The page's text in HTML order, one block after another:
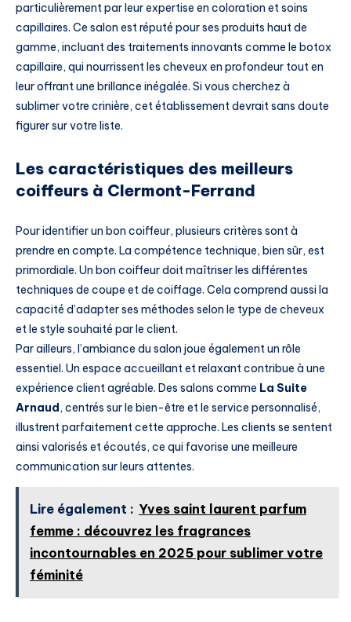
particulièrement par leur expertise en coloration et soins
capillaires. Ce salon est réputé pour ses produits haut de
gamme, incluant des traitements innovants comme le botox
capillaire, qui nourrissent les cheveux en profondeur tout en
leur offrant une brillance inégalée. Si vous cherchez à
sublimer votre crinière, cet établissement devrait sans doute
figurer sur votre liste.
Les caractéristiques des meilleurs
coiffeurs à Clermont-Ferrand
Pour identifier un bon coiffeur, plusieurs critères sont à
prendre en compte. La compétence technique, bien sûr, est
primordiale. Un bon coiffeur doit maîtriser les différentes
techniques de coupe et de coiffage. Cela comprend aussi la
capacité d’adapter ses méthodes selon le type de cheveux
et le style souhaité par le client.
Par ailleurs, l’ambiance du salon joue également un rôle
essentiel. Un espace accueillant et relaxant contribue à une
expérience client agréable. Des salons comme La Suite
Arnaud, centrés sur le bien-être et le service personnalisé,
illustrent parfaitement cette approche. Les clients se sentent
ainsi valorisés et écoutés, ce qui favorise une meilleure
communication sur leurs attentes.
Lire également : Yves saint laurent parfum
femme : découvrez les fragrances
incontournables en 2025 pour sublimer votre
féminité